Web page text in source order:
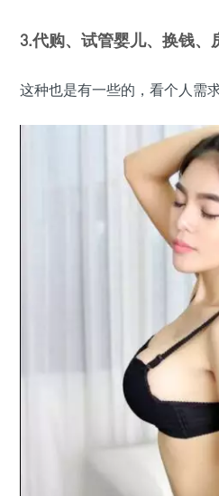
3.代购、试管婴儿、换钱、
这种也是有一些的，看个人需